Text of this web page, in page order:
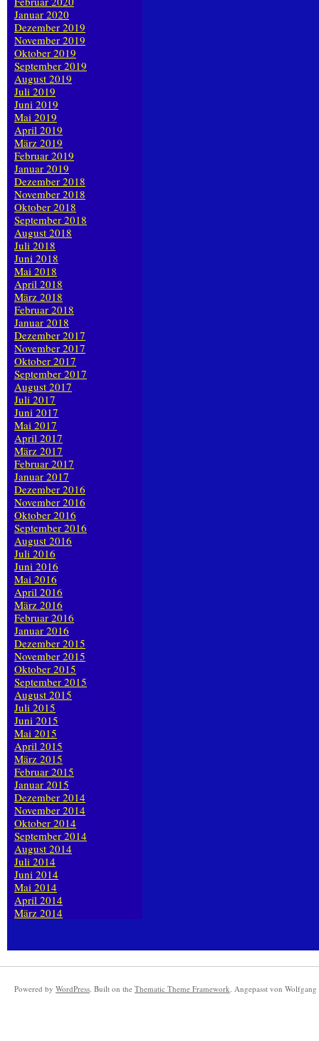
Januar 2020
Dezember 2019
November 2019
Oktober 2019
September 2019
August 2019
Juli 2019
Juni 2019
Mai 2019
April 2019
März 2019
Februar 2019
Januar 2019
Dezember 2018
November 2018
Oktober 2018
September 2018
August 2018
Juli 2018
Juni 2018
Mai 2018
April 2018
März 2018
Februar 2018
Januar 2018
Dezember 2017
November 2017
Oktober 2017
September 2017
August 2017
Juli 2017
Juni 2017
Mai 2017
April 2017
März 2017
Februar 2017
Januar 2017
Dezember 2016
November 2016
Oktober 2016
September 2016
August 2016
Juli 2016
Juni 2016
Mai 2016
April 2016
März 2016
Februar 2016
Januar 2016
Dezember 2015
November 2015
Oktober 2015
September 2015
August 2015
Juli 2015
Juni 2015
Mai 2015
April 2015
März 2015
Februar 2015
Januar 2015
Dezember 2014
November 2014
Oktober 2014
September 2014
August 2014
Juli 2014
Juni 2014
Mai 2014
April 2014
März 2014
Powered by WordPress. Built on the Thematic Theme Framework. Angepasst von